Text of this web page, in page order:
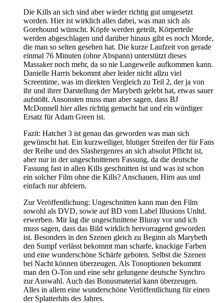
Die Kills an sich sind aber wieder richtig gut umgesetzt
worden. Hier ist wirklich alles dabei, was man sich als
Gorehound wünscht. Köpfe werden geteilt, Körperteile
werden abgeschlagen und darüber hinaus gibt es noch Morde,
die man so selten gesehen hat. Die kurze Laufzeit von gerade
einmal 76 Minuten (ohne Abspann) unterstützt dieses
Massaker noch mehr, da so nie Langeweile aufkommen kann.
Danielle Harris bekommt aber leider nicht allzu viel
Screentime, was im direkten Vergleich zu Teil 2, der ja von
ihr und ihrer Darstellung der Marybeth gelebt hat, etwas sauer
aufstößt. Ansonsten muss man aber sagen, dass BJ
McDonnell hier alles richtig gemacht hat und ein würdiger
Ersatz für Adam Green ist.
Fazit: Hatchet 3 ist genau das geworden was man sich
gewünscht hat. Ein kurzweiliger, blutiger Streifen der für Fans
der Reihe und des Slashergenres an sich absolut Pflicht ist,
aber nur in der ungeschnittenen Fassung, da die deutsche
Fassung fast in allen Kills geschnitten ist und was ist schon
ein solcher Film ohne die Kills? Anschauen, Hirn aus und
einfach nur abfeiern.
Zur Veröffentlichung: Ungeschnitten kann man den Film
sowohl als DVD, sowie auf BD vom Label Illusions Unltd.
erwerben. Mir lag die ungeschnittene Bluray vor und ich
muss sagen, dass das Bild wirklich hervorragend geworden
ist. Besonders in den Szenen gleich zu Beginn als Marybeth
den Sumpf verlässt bekommt man scharfe, knackige Farben
und eine wunderschöne Schärfe geboten. Selbst die Szenen
bei Nacht können überzeugen. Als Tonoptionen bekommt
man den O-Ton und eine sehr gelungene deutsche Synchro
zur Auswahl. Auch das Bonusmaterial kann überzeugen.
Alles in allem eine wunderschöne Veröffentlichung für einen
der Splatterhits des Jahres.